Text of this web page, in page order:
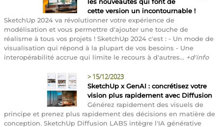
les nouveautés qui font de
cette version un incontournable !
SketchUp 2024 va révolutionner votre expérience de
modélisation et vous permettre d'ajouter une touche de
réalisme à tous vos projets ! SketchUp 2024 c'est : - Un mode de
visualisation qui répond à la plupart de vos besoins - Une
interopérabilité accrue qui limite le recours à d'autres... +d'info
> 15/12/2023
SketchUp x GenAI : concrétisez votre
vision plus rapidement avec Diffusion
Générez rapidement des visuels de
principe et prenez plus rapidement des décisions en matière de
conception. SketchUp Diffusion LABS intègre l'IA générative